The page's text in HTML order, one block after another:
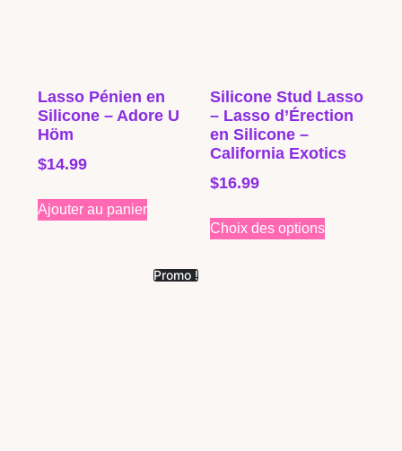
Lasso Pénien en
Silicone – Adore U
Höm
$14.99
Ajouter au panier
Silicone Stud Lasso
– Lasso d’Érection
en Silicone –
California Exotics
$16.99
Choix des options
Promo !